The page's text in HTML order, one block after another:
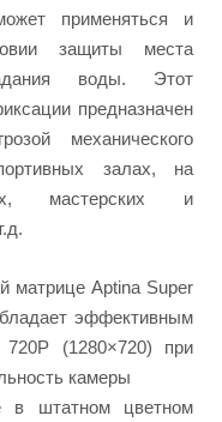
применяться и
защиты места
воды. Этот
предназначен
механического
залах, на
мастерских и
матрице Aptina Super
эффективным
(1280×720) при
камеры
в штатном цветном